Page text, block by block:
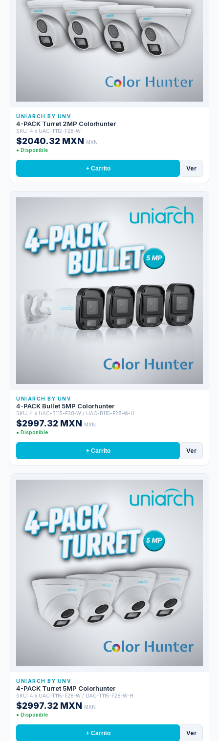
UNIARCH BY UNV
4-PACK Turret 2MP Colorhunter
SKU: 4 x UAC-T112-F28-W
$2040.32 MXN MXN
● Disponible
+ Carrito Ver
UNIARCH BY UNV
4-PACK Bullet 5MP Colorhunter
SKU: 4 x UAC-B115-F28-W / UAC-B115-F28-W-H
$2997.32 MXN MXN
● Disponible
+ Carrito Ver
UNIARCH BY UNV
4-PACK Turret 5MP Colorhunter
SKU: 4 x UAC-T115-F28-W / UAC-T115-F28-W-H
$2997.32 MXN MXN
● Disponible
+ Carrito Ver